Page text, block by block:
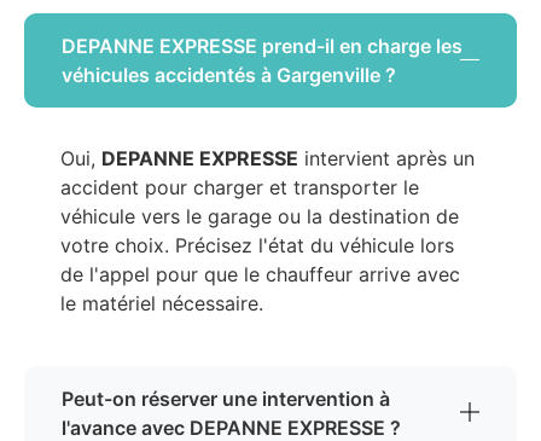
DEPANNE EXPRESSE prend-il en charge les
véhicules accidentés à Gargenville ?
Oui, DEPANNE EXPRESSE intervient après un
accident pour charger et transporter le
véhicule vers le garage ou la destination de
votre choix. Précisez l'état du véhicule lors
de l'appel pour que le chauffeur arrive avec
le matériel nécessaire.
Peut-on réserver une intervention à
l'avance avec DEPANNE EXPRESSE ?